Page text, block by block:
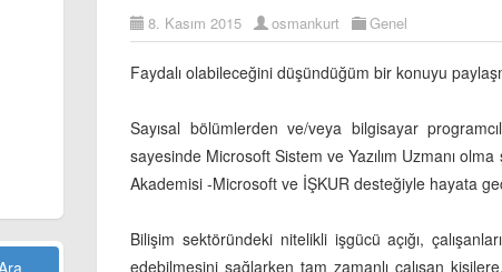
8. Kasım 2015 osmankurt Genel
Faydalı olabileceğini düşündüğüm bir konuyu
Sayısal bölümlerden ve/veya bilgisayar
sayesinde Microsoft Sistem ve Yazılım Uzmanı
Akademisi -Microsoft ve İŞKUR desteğiyle hayata
Bilişim sektöründeki nitelikli işgücü açığı,
edebilmesini sağlarken tam zamanlı çalışan